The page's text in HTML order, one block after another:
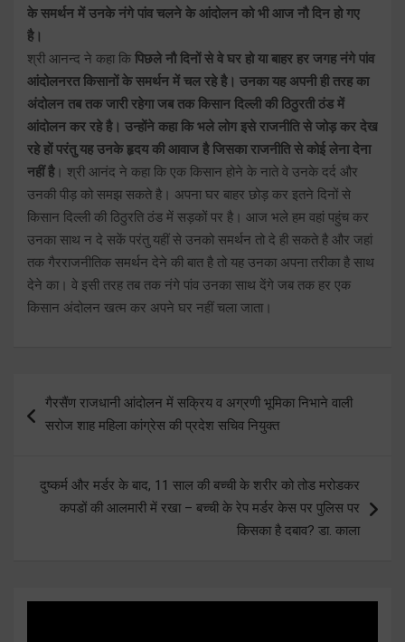
के समर्थन में उनके नंगे पांव चलने के आंदोलन को भी आज नौ दिन हो गए
है।
श्री आनन्द ने कहा कि पिछले नौ दिनों से वे घर हो या बाहर हर जगह नंगे पांव
आंदोलनरत किसानों के समर्थन में चल रहे है। उनका यह अपनी ही तरह का
अंदोलन तब तक जारी रहेगा जब तक किसान दिल्ली की ठिठुरती ठंड में
आंदोलन कर रहे है। उन्होंने कहा कि भले लोग इसे राजनीति से जोड़ कर देख
रहे हों परंतु यह उनके हृदय की आवाज है जिसका राजनीति से कोई लेना देना
नहीं है। श्री आनंद ने कहा कि एक किसान होने के नाते वे उनके दर्द और
उनकी पीड़ को समझ सकते है। अपना घर बाहर छोड़ कर इतने दिनों से
किसान दिल्ली की ठिठुरति ठंड में सड़कों पर है। आज भले हम वहां पहुंच कर
उनका साथ न दे सकें परंतु यहीं से उनको समर्थन तो दे ही सकते है और जहां
तक गैरराजनीतिक समर्थन देने की बात है तो यह उनका अपना तरीका है साथ
देने का। वे इसी तरह तब तक नंगे पांव उनका साथ देंगे जब तक हर एक
किसान अंदोलन खत्म कर अपने घर नहीं चला जाता।
navigation
गैरसैंण राजधानी आंदोलन में सक्रिय व अग्रणी भूमिका निभाने वाली
सरोज शाह महिला कांग्रेस की प्रदेश सचिव नियुक्त
दुष्कर्म और मर्डर के बाद, 11 साल की बच्ची के शरीर को तोड मरोडकर
कपडों की आलमारी में रखा – बच्ची के रेप मर्डर केस पर पुलिस पर
किसका है दबाव? डा. काला